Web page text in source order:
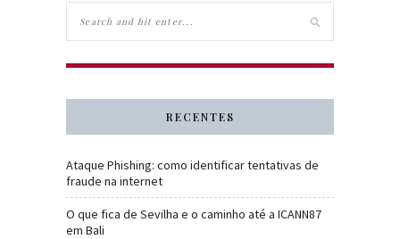
RECENTES
Ataque Phishing: como identificar tentativas de
fraude na internet
O que fica de Sevilha e o caminho até a ICANN87
em Bali